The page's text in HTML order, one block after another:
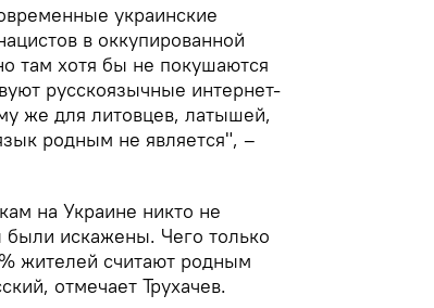
украинские
в оккупированной
там хотя бы не покушаются
русскоязычные интернет-
же для литовцев, латышей,
родным не является", –
на Украине никто не
были искажены. Чего только
жителей считают родным
отмечает Трухачев.